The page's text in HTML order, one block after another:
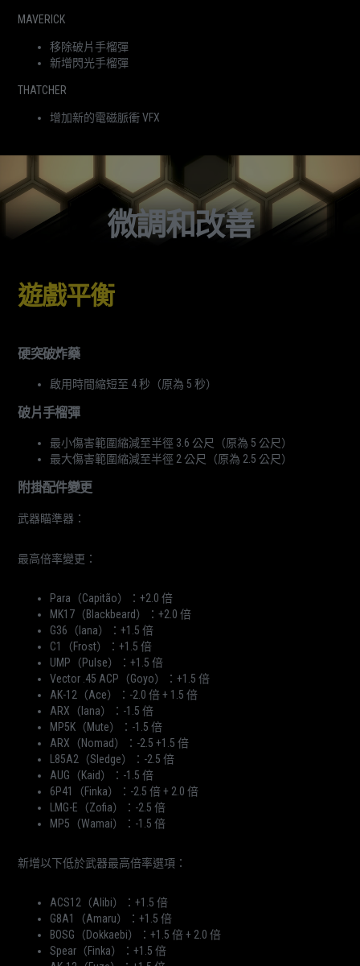
MAVERICK
移除破片手榴彈
新增閃光手榴彈
THATCHER
增加新的電磁脈衝 VFX
微調和改善
遊戲平衡
硬突破炸藥
啟用時間縮短至 4 秒（原為 5 秒）
破片手榴彈
最小傷害範圍縮減至半徑 3.6 公尺（原為 5 公尺）
最大傷害範圍縮減至半徑 2 公尺（原為 2.5 公尺）
附掛配件變更
武器瞄準器：
最高倍率變更：
Para（Capitão）：+2.0 倍
MK17（Blackbeard）：+2.0 倍
G36（Iana）：+1.5 倍
C1（Frost）：+1.5 倍
UMP（Pulse）：+1.5 倍
Vector .45 ACP（Goyo）：+1.5 倍
AK-12（Ace）：-2.0 倍 + 1.5 倍
ARX（Iana）：-1.5 倍
MP5K（Mute）：-1.5 倍
ARX（Nomad）：-2.5 +1.5 倍
L85A2（Sledge）：-2.5 倍
AUG（Kaid）：-1.5 倍
6P41（Finka）：-2.5 倍 + 2.0 倍
LMG-E（Zofia）：-2.5 倍
MP5（Wamai）：-1.5 倍
新增以下低於武器最高倍率選項：
ACS12（Alibi）：+1.5 倍
G8A1（Amaru）：+1.5 倍
BOSG（Dokkaebi）：+1.5 倍 + 2.0 倍
Spear（Finka）：+1.5 倍